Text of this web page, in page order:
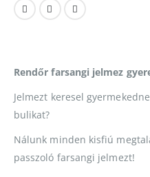
Rendőr farsangi jelmez
Jelmezt keresel
bulikat?
Nálunk minden kisfiú
passzoló farsangi jelmezt!